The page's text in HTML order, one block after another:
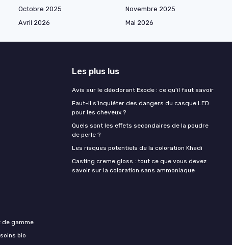
Octobre 2025 Novembre 2025
Avril 2026 Mai 2026
de gamme
bio
Les plus lus
Avis sur le déodorant Exode : ce qu'il faut savoir
Faut-il s’inquiéter des dangers du casque LED
pour les cheveux ?
Quels sont les effets secondaires de la poudre
de perle ?
Les risques potentiels de la coloration Khadi
Casting creme gloss : tout ce que vous devez
savoir sur la coloration sans ammoniaque